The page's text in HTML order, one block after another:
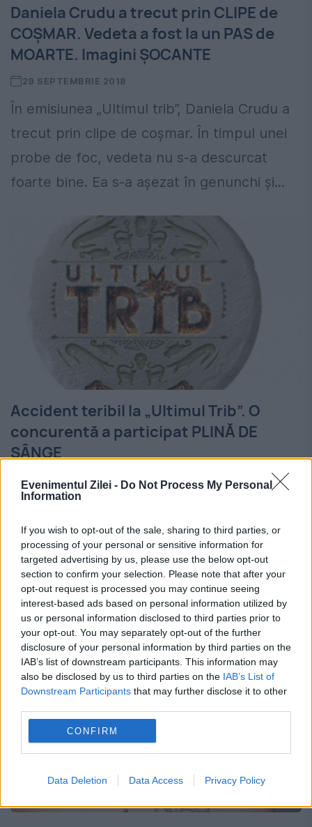
Evenimentul Zilei - Do Not Process My Personal
Information
If you wish to opt-out of the sale, sharing to third parties, or
processing of your personal or sensitive information for
targeted advertising by us, please use the below opt-out
section to confirm your selection. Please note that after your
opt-out request is processed you may continue seeing
interest-based ads based on personal information utilized by
us or personal information disclosed to third parties prior to
your opt-out. You may separately opt-out of the further
disclosure of your personal information by third parties on the
IAB’s list of downstream participants. This information may
also be disclosed by us to third parties on the IAB’s List of
Downstream Participants that may further disclose it to other
CONFIRM
Data Deletion Data Access Privacy Policy
Daniela Crudu a trecut prin CLIPE de
COȘMAR. Vedeta a fost la un PAS de
MOARTE. Imagini ȘOCANTE
29 SEPTEMBRIE 2018
În emisiunea „Ultimul trib”, Daniela Crudu a
trecut prin clipe de coșmar. În timpul unei
probe de foc, vedeta nu s-a descurcat
foarte bine. Ea s-a așezat în genunchi și...
Accident teribil la „Ultimul Trib”. O
concurentă a participat PLINĂ DE
SÂNGE
14 SEPTEMBRIE 2018
supraviețuire în Madagascar, a debutat cu
o dramă pentru una din concurente.
Cornelia Condeescu, antrenoare de fitness
a aflat de moartea mamei sale...